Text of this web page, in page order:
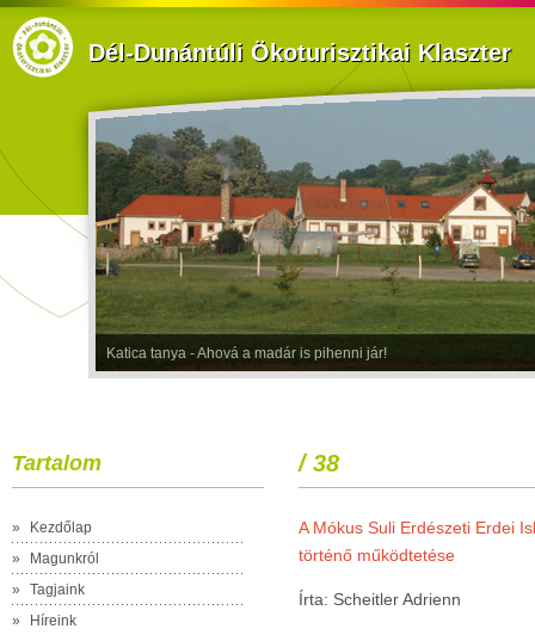
Dél-Dunántúli Ökoturisztikai Klaszter
Katica tanya - Ahová a madár is pihenni jár!
Tartalom
»
Kezdőlap
»
Magunkról
»
Tagjaink
»
Híreink
/ 38
A Mókus Suli Erdészeti Erdei
történő működtetése
Írta: Scheitler Adrienn